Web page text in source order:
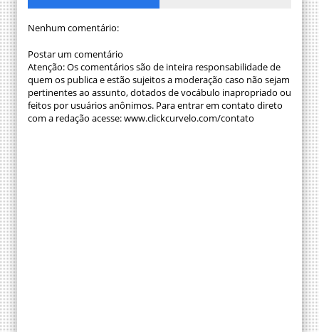
Nenhum comentário:
Postar um comentário
Atenção: Os comentários são de inteira responsabilidade de
quem os publica e estão sujeitos a moderação caso não sejam
pertinentes ao assunto, dotados de vocábulo inapropriado ou
feitos por usuários anônimos. Para entrar em contato direto
com a redação acesse: www.clickcurvelo.com/contato